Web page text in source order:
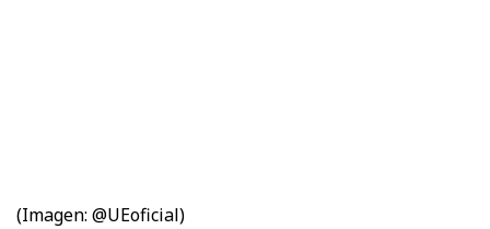
(Imagen: @UEoficial)